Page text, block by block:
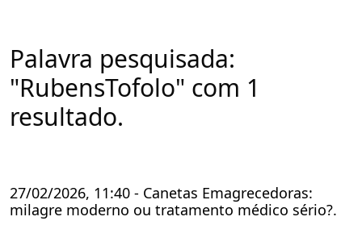
Palavra pesquisada:
"RubensTofolo" com 1
resultado.
27/02/2026, 11:40 - Canetas Emagrecedoras:
milagre moderno ou tratamento médico sério?.